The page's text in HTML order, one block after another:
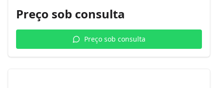
Preço sob consulta
Preço sob consulta